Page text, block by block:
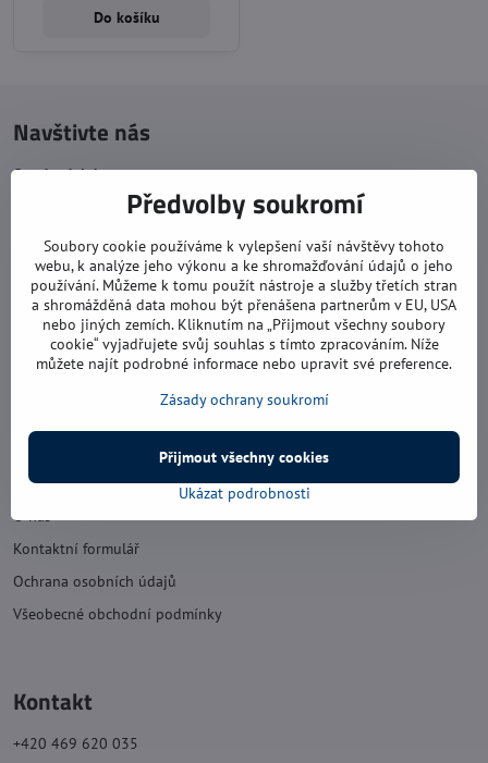
Do košíku
Navštivte nás
Otevírací doba:
pondělí: 8:00 - 16:00
úterý: 8:00 - 17:00
středa: 8:00 - 16:00
čtvrtek: 8:00 - 17:00
pátek: 8:00 - 16:00
sobota: 8:00 - 11:30
Náš obchod
O nás
Kontaktní formulář
Ochrana osobních údajů
Všeobecné obchodní podmínky
Kontakt
+420 469 620 035
Předvolby soukromí
Soubory cookie používáme k vylepšení vaší návštěvy tohoto
webu, k analýze jeho výkonu a ke shromažďování údajů o jeho
používání. Můžeme k tomu použít nástroje a služby třetích stran
a shromážděná data mohou být přenášena partnerům v EU, USA
nebo jiných zemích. Kliknutím na „Přijmout všechny soubory
cookie“ vyjadřujete svůj souhlas s tímto zpracováním. Níže
můžete najít podrobné informace nebo upravit své preference.
Zásady ochrany soukromí
Ukázat podrobnosti
Přijmout všechny cookies